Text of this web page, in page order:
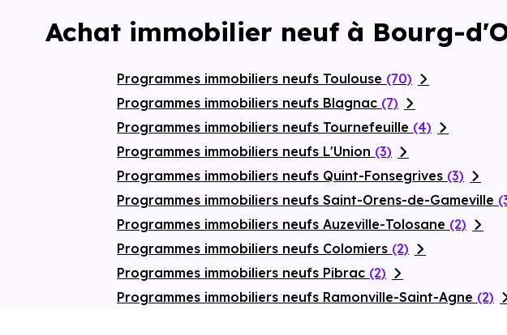
Achat immobilier neuf à Bourg-
Programmes immobiliers neufs Toulouse (70)
Programmes immobiliers neufs Blagnac (7)
Programmes immobiliers neufs Tournefeuille (4)
Programmes immobiliers neufs L'Union (3)
Programmes immobiliers neufs Quint-Fonsegrives (3)
Programmes immobiliers neufs Saint-Orens-de-Gameville
Programmes immobiliers neufs Auzeville-Tolosane (2)
Programmes immobiliers neufs Colomiers (2)
Programmes immobiliers neufs Pibrac (2)
Programmes immobiliers neufs Ramonville-Saint-Agne (2)